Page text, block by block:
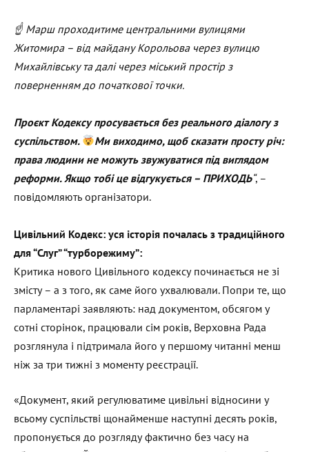
☝ Марш проходитиме центральними вулицями
Житомира – від майдану Корольова через вулицю
Михайлівську та далі через міський простір з
поверненням до початкової точки.
Проєкт Кодексу просувається без реального діалогу з
суспільством.
Ми виходимо, щоб сказати просту річ:
права людини не можуть звужуватися під виглядом
реформи. Якщо тобі це відгукується – ПРИХОДЬ“, –
повідомляють організатори.
Цивільний Кодекс: уся історія почалась з традиційного
для “Слуг” “турборежиму”:
Критика нового Цивільного кодексу починається не зі
змісту – а з того, як саме його ухвалювали. Попри те, що
парламентарі заявляють: над документом, обсягом у
сотні сторінок, працювали сім років, Верховна Рада
розглянула і підтримала його у першому читанні менш
ніж за три тижні з моменту реєстрації.
«Документ, який регулюватиме цивільні відносини у
всьому суспільстві щонайменше наступні десять років,
пропонується до розгляду фактично без часу на